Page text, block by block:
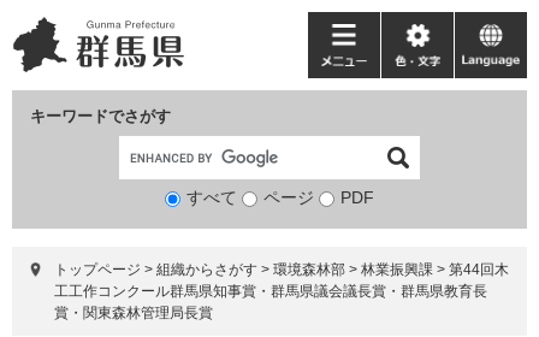
ー
ジ
ニ
ュ
て
キーワードでさがす
検
象
すべて ページ PDF
メ
ニ
ー
色・
文
language
トップページ > 組織からさがす > 環境森林部 > 林業振興課 > 第44回木
工工作コンクール群馬県知事賞・群馬県議会議長賞・群馬県教育長
賞・関東森林管理局長賞